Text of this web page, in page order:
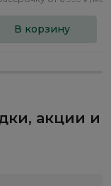
В корзину
акции и